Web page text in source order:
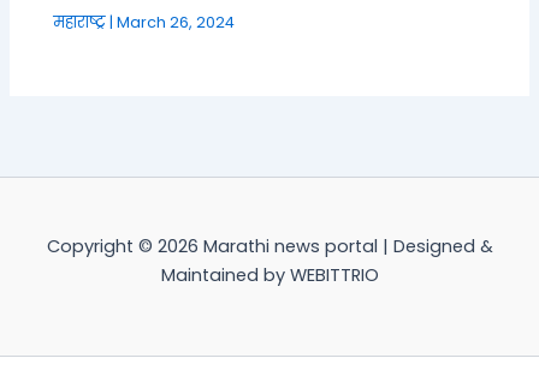
महाराष्ट्र|March 26, 2024
Copyright © 2026 Marathi news portal | Designed &
Maintained by WEBITTRIO